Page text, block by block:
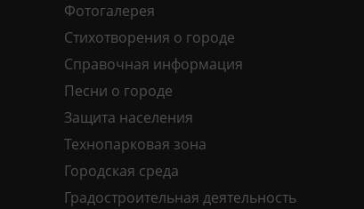
Фотогалерея
Стихотворения о городе
Справочная информация
Песни о городе
Защита населения
Технопарковая зона
Городская среда
Градостроительная деятельность